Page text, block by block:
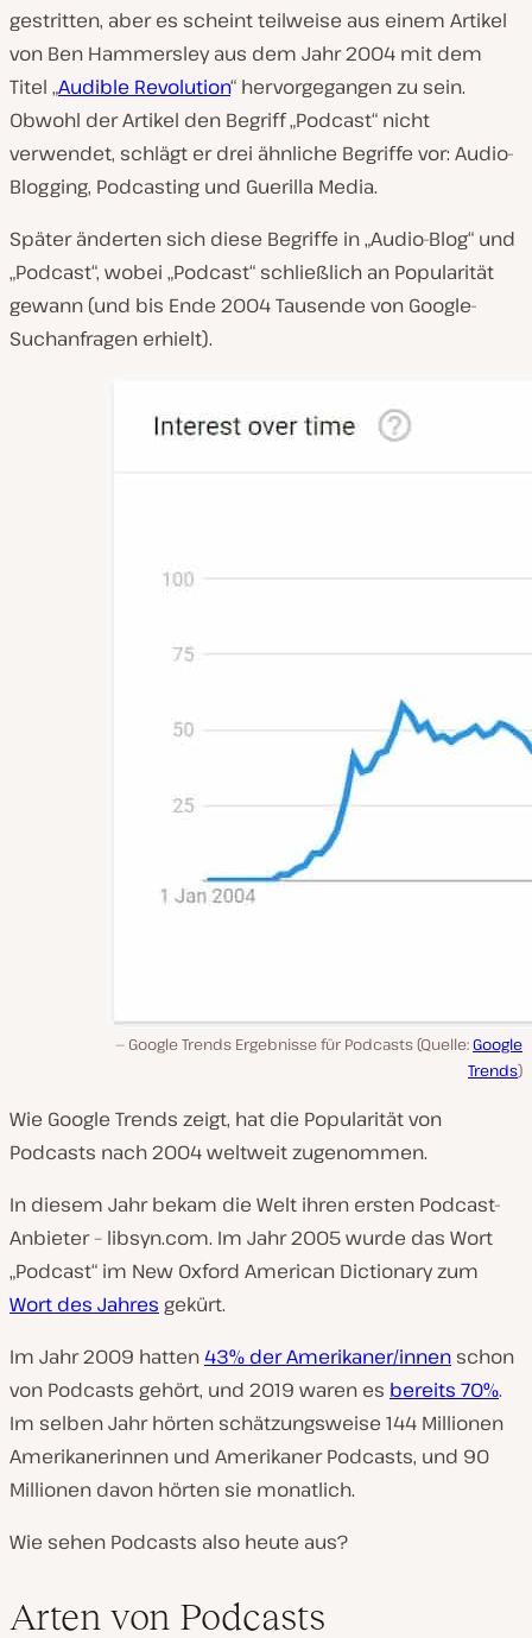
gestritten, aber es scheint teilweise aus einem Artikel
von Ben Hammersley aus dem Jahr 2004 mit dem
Titel „Audible Revolution“ hervorgegangen zu sein.
Obwohl der Artikel den Begriff „Podcast“ nicht
verwendet, schlägt er drei ähnliche Begriffe vor: Audio-
Blogging, Podcasting und Guerilla Media.
Später änderten sich diese Begriffe in „Audio-Blog“ und
„Podcast“, wobei „Podcast“ schließlich an Popularität
gewann (und bis Ende 2004 Tausende von Google-
Suchanfragen erhielt).
Google Trends Ergebnisse für Podcasts (Quelle:Google
Trends)
Wie Google Trends zeigt, hat die Popularität von
Podcasts nach 2004 weltweit zugenommen.
In diesem Jahr bekam die Welt ihren ersten Podcast-
Anbieter – libsyn.com. Im Jahr 2005 wurde das Wort
„Podcast“ im New Oxford American Dictionary zum
Wort des Jahres gekürt.
Im Jahr 2009 hatten43% der Amerikaner/innen schon
von Podcasts gehört, und 2019 waren es bereits 70%.
Im selben Jahr hörten schätzungsweise 144 Millionen
Amerikanerinnen und Amerikaner Podcasts, und 90
Millionen davon hörten sie monatlich.
Wie sehen Podcasts also heute aus?
Arten von Podcasts